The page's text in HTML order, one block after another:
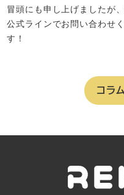
冒頭にも申し上げましたが
公式ラインでお問い合わせ
す！
コラ